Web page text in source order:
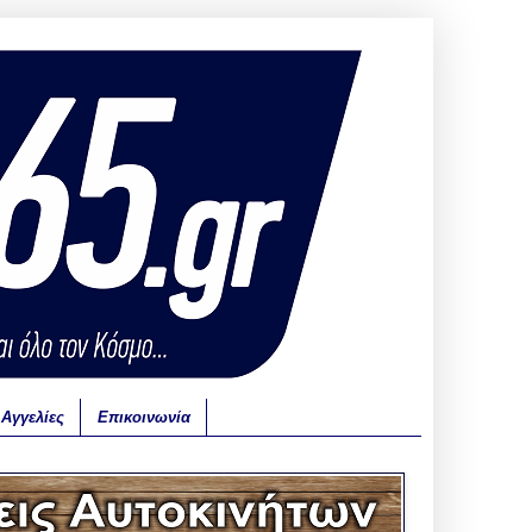
Αγγελίες Επικοινωνία